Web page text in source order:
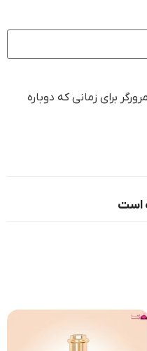
برای زمانی که دوباره